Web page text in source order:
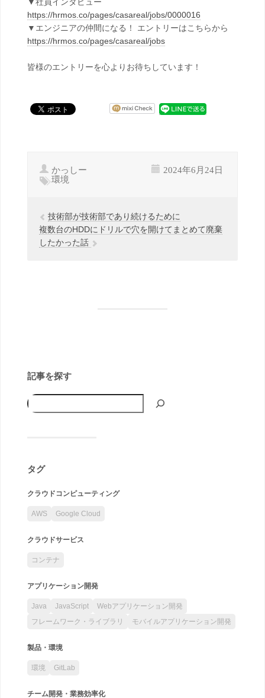
https://hrmos.co/pages/casareal/jobs/0000016
▼エンジニアの仲間になる！ エントリーはこちらから
https://hrmos.co/pages/casareal/jobs
皆様のエントリーを心よりお待ちしています！
かっしー 2024年6月24日
環境
技術部が技術部であり続けるために
複数台のHDDにドリルで穴を開けてまとめて廃棄
したかった話
記事を探す
タグ
クラウドコンピューティング
AWS Google Cloud
クラウドサービス
コンテナ
アプリケーション開発
Java JavaScript
Webアプリケーション開発
フレームワーク・ライブラリ
モバイルアプリケーション開発
製品・環境
環境 GitLab
チーム開発・業務効率化